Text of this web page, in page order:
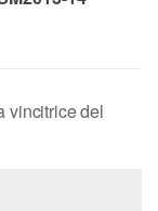
vincitrice del